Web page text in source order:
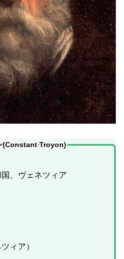
(Constant Troyon)
、ヴェネツィア
ィア）